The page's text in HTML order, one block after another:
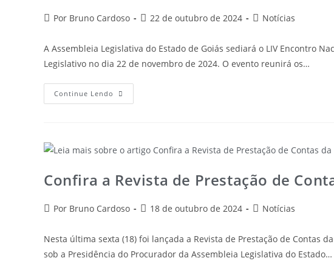
Por Bruno Cardoso 22 de outubro de 2024 Notícias
A Assembleia Legislativa do Estado de Goiás sediará o LIV Encontro
Legislativo no dia 22 de novembro de 2024. O evento reunirá os…
Continue Lendo
Confira a Revista de Prestação de
Por Bruno Cardoso 18 de outubro de 2024 Notícias
Nesta última sexta (18) foi lançada a Revista de Prestação de Contas
sob a Presidência do Procurador da Assembleia Legislativa do Estado…